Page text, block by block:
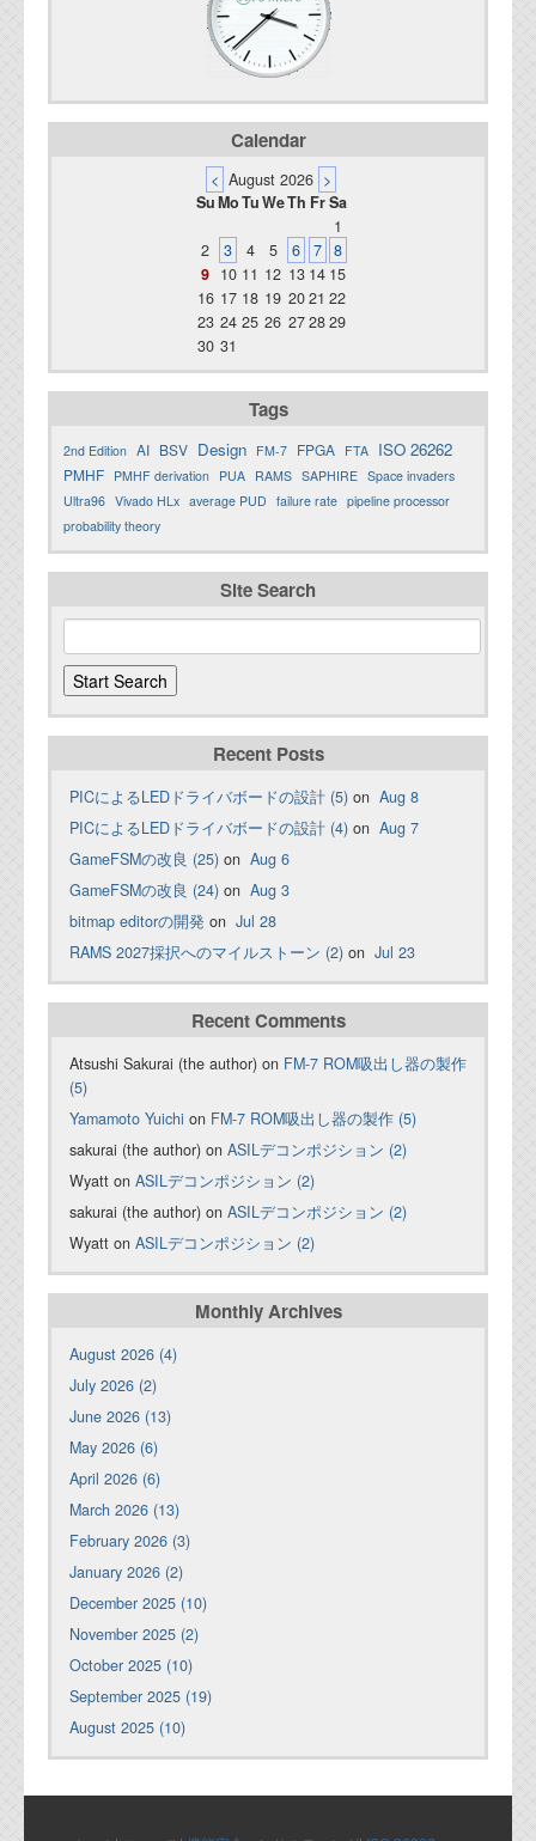
Calendar
< August 2026 >
SuMoTuWeTh FrSa
1
2
3 4 5 6 7 8
9 10 11 12 13 14 15
16 17 18 19 2021 22
23 24 25 26 272829
30 31
Tags
2nd Edition AI BSV Design FM-7 FPGA FTA ISO 26262
PMHF PMHF derivation PUA RAMS SAPHIRE Space invaders
Ultra96 Vivado HLx average PUD failure rate pipeline processor
probability theory
Site Search
Recent Posts
PICによるLEDドライバボードの設計 (5) on Aug 8
PICによるLEDドライバボードの設計 (4) on Aug 7
GameFSMの改良 (25) on Aug 6
GameFSMの改良 (24) on Aug 3
bitmap editorの開発 on Jul 28
RAMS 2027採択へのマイルストーン (2) on Jul 23
Recent Comments
Atsushi Sakurai (the author) on FM-7 ROM吸出し器の製作
(5)
Yamamoto Yuichi on FM-7 ROM吸出し器の製作 (5)
sakurai (the author) on ASILデコンポジション (2)
Wyatt on ASILデコンポジション (2)
sakurai (the author) on ASILデコンポジション (2)
Wyatt on ASILデコンポジション (2)
Monthly Archives
August 2026 (4)
July 2026 (2)
June 2026 (13)
May 2026 (6)
April 2026 (6)
March 2026 (13)
February 2026 (3)
January 2026 (2)
December 2025 (10)
November 2025 (2)
October 2025 (10)
September 2025 (19)
August 2025 (10)